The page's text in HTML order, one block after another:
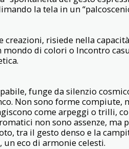
la tela in un
risiede nella
di colori o Incontro
funge da silenzio
Non sono forme compiute,
come arpeggi o trilli,
non sono assenze, ma
tra il gesto denso e la
eco di armonie celesti.